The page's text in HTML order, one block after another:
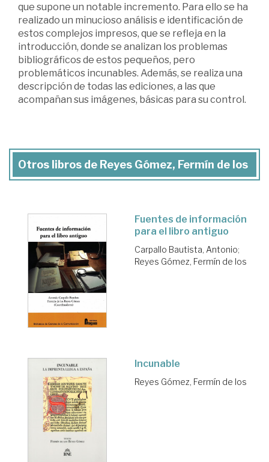
que supone un notable incremento. Para ello se ha
realizado un minucioso análisis e identificación de
estos complejos impresos, que se refleja en la
introducción, donde se analizan los problemas
bibliográficos de estos pequeños, pero
problemáticos incunables. Además, se realiza una
descripción de todas las ediciones, a las que
acompañan sus imágenes, básicas para su control.
Otros libros de Reyes Gómez, Fermín de los
Fuentes de información
para el libro antiguo
Carpallo Bautista, Antonio;
Reyes Gómez, Fermín de los
Incunable
Reyes Gómez, Fermín de los